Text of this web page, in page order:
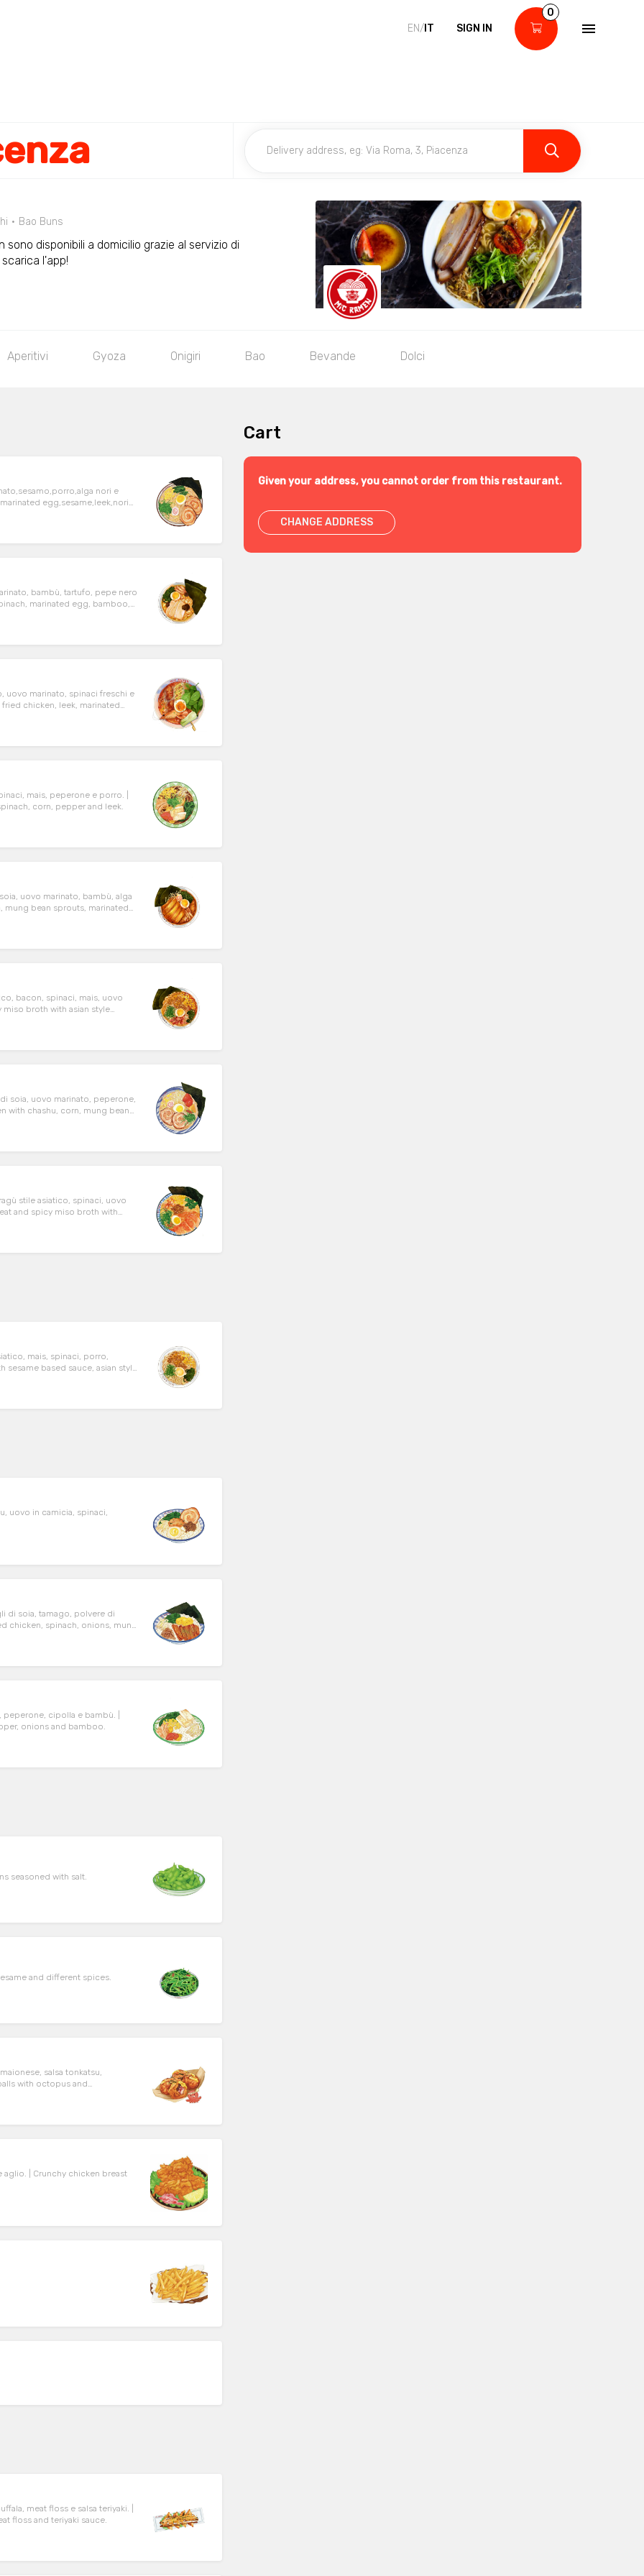
EN/ IT SIGN IN
0
Bao Buns
disponibili a domicilio grazie al servizio di
l'app!
Aperitivi Gyoza Onigiri Bao Bevande Dolci
nori e
bambù, tartufo, pepe nero
uovo marinato, spinaci freschi e
mais, peperone e porro. |
corn, pepper and leek.
uovo marinato, bambù, alga
bacon, spinaci, mais, uovo
soia, uovo marinato, peperone,
stile asiatico, spinaci, uovo
mais, spinaci, porro,
uovo in camicia, spinaci,
di soia, tamago, polvere di
cipolla e bambù. |
onions and bamboo.
green soybeans seasoned with salt.
salad with sesame and different spices.
salsa tonkatsu,
breast
meat floss e salsa teriyaki. |
floss and teriyaki sauce.
Cart
Given your address, you cannot order from this restaurant.
CHANGE ADDRESS